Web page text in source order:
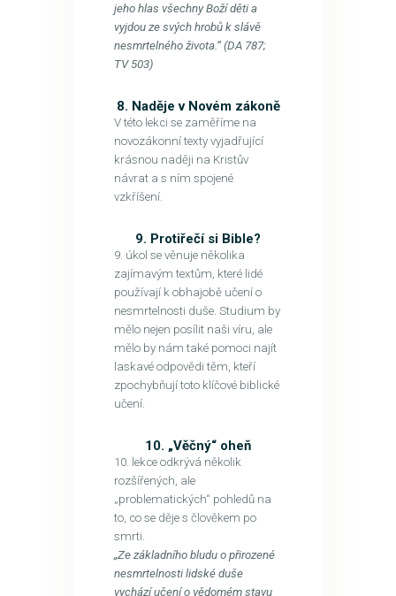
jeho hlas všechny Boží děti a
vyjdou ze svých hrobů k slávě
nesmrtelného života.“ (DA 787;
TV 503)
8. Naděje v Novém zákoně
V této lekci se zaměříme na
novozákonní texty vyjadřující
krásnou naději na Kristův
návrat a s ním spojené
vzkříšení.
9. Protiřečí si Bible?
9. úkol se věnuje několika
zajímavým textům, které lidé
používají k obhajobě učení o
nesmrtelnosti duše. Studium by
mělo nejen posílit naši víru, ale
mělo by nám také pomoci najít
laskavé odpovědi těm, kteří
zpochybňují toto klíčové biblické
učení.
10. „Věčný“ oheň
10. lekce odkrývá několik
rozšířených, ale
„problematických“ pohledů na
to, co se děje s člověkem po
smrti.
„Ze základního bludu o přirozené
nesmrtelnosti lidské duše
vychází učení o vědomém stavu